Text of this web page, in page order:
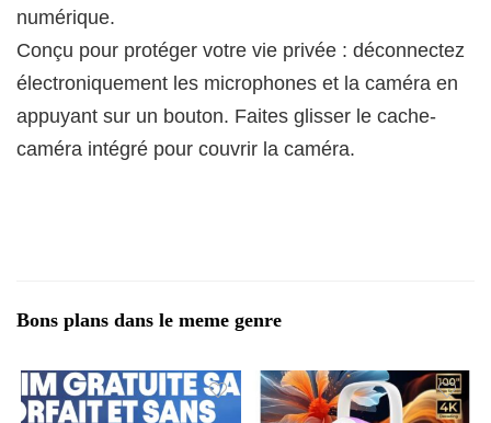
numérique.
Conçu pour protéger votre vie privée : déconnectez
électroniquement les microphones et la caméra en
appuyant sur un bouton. Faites glisser le cache-
caméra intégré pour couvrir la caméra.
Bons plans dans le meme genre